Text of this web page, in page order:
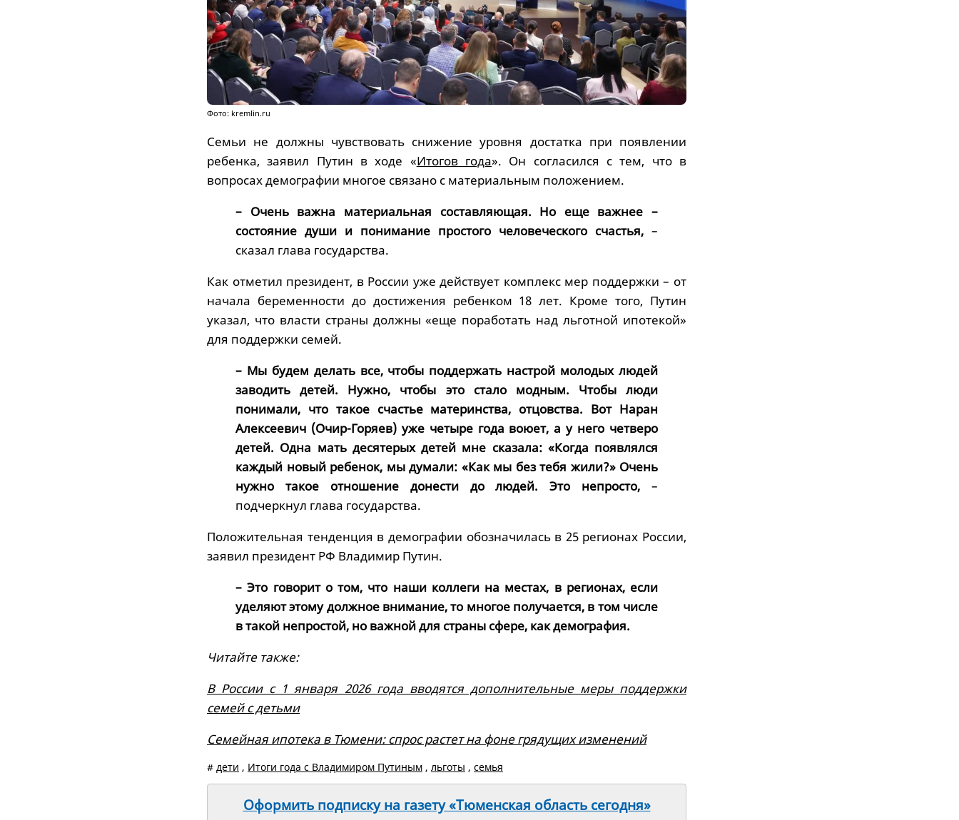
Фото: kremlin.ru
Семьи не должны чувствовать снижение уровня достатка при появлении
ребенка, заявил Путин в ходе «Итогов года». Он согласился с тем, что в
вопросах демографии многое связано с материальным положением.
– Очень важна материальная составляющая. Но еще важнее –
состояние души и понимание простого человеческого счастья, –
сказал глава государства.
Как отметил президент, в России уже действует комплекс мер поддержки – от
начала беременности до достижения ребенком 18 лет. Кроме того, Путин
указал, что власти страны должны «еще поработать над льготной ипотекой»
для поддержки семей.
– Мы будем делать все, чтобы поддержать настрой молодых людей
заводить детей. Нужно, чтобы это стало модным. Чтобы люди
понимали, что такое счастье материнства, отцовства. Вот Наран
Алексеевич (Очир-Горяев) уже четыре года воюет, а у него четверо
детей. Одна мать десятерых детей мне сказала: «Когда появлялся
каждый новый ребенок, мы думали: «Как мы без тебя жили?» Очень
нужно такое отношение донести до людей. Это непросто, –
подчеркнул глава государства.
Положительная тенденция в демографии обозначилась в 25 регионах России,
заявил президент РФ Владимир Путин.
– Это говорит о том, что наши коллеги на местах, в регионах, если
уделяют этому должное внимание, то многое получается, в том числе
в такой непростой, но важной для страны сфере, как демография.
Читайте также:
В России с 1 января 2026 года вводятся дополнительные меры поддержки
семей с детьми
Семейная ипотека в Тюмени: спрос растет на фоне грядущих изменений
# дети , Итоги года с Владимиром Путиным , льготы , семья
Оформить подписку на газету «Тюменская область сегодня»